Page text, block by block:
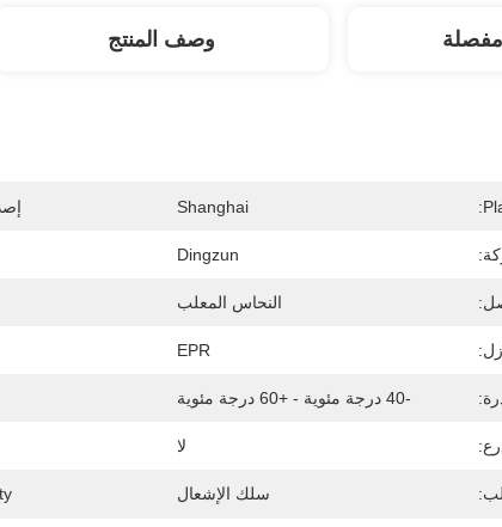
وصف المنتج
Shanghai
Dingzun
النحاس المعلب
EPR
-40 درجة مئوية - +60 درجة مئوية
لا
سلك الإشعال